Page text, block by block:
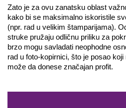
Zato je za ovu zanatsku oblast
kako bi se maksimalno iskoristile
(npr. rad u velikim štamparijama).
struke pružaju odličnu priliku za
brzo mogu savladati neophodne
rad u foto-kopirnici, što je posao
može da donese značajan profit.